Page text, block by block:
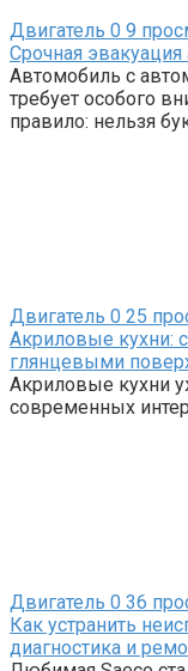
Двигатель 0 9
Срочная
Автомобиль с
требует особого
правило: нельзя
Двигатель 0 25
Акриловые кухни:
глянцевыми
Акриловые кухни
современных
Двигатель 0 36
Как устранить
диагностика и